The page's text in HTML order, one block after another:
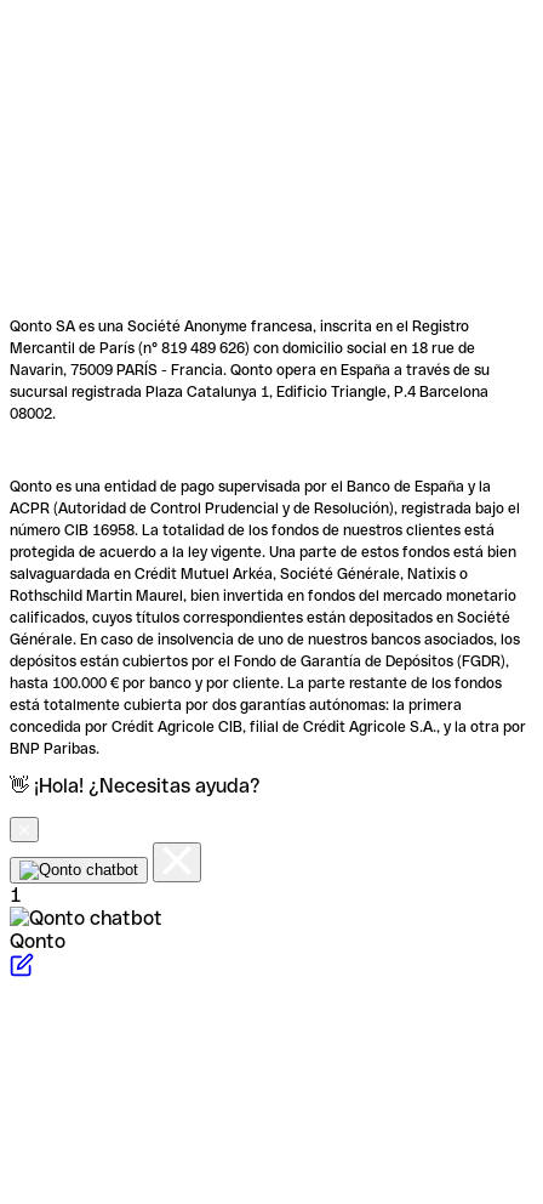
Qonto SA es una Société Anonyme francesa, inscrita en el Registro
Mercantil de París (n° 819 489 626) con domicilio social en 18 rue de
Navarin, 75009 PARÍS - Francia. Qonto opera en España a través de su
sucursal registrada Plaza Catalunya 1, Edificio Triangle, P.4 Barcelona
08002.
Qonto es una entidad de pago supervisada por el Banco de España y la
ACPR (Autoridad de Control Prudencial y de Resolución), registrada bajo el
número CIB 16958. La totalidad de los fondos de nuestros clientes está
protegida de acuerdo a la ley vigente. Una parte de estos fondos está bien
salvaguardada en Crédit Mutuel Arkéa, Société Générale, Natixis o
Rothschild Martin Maurel, bien invertida en fondos del mercado monetario
calificados, cuyos títulos correspondientes están depositados en Société
Générale. En caso de insolvencia de uno de nuestros bancos asociados, los
depósitos están cubiertos por el Fondo de Garantía de Depósitos (FGDR),
hasta 100.000 € por banco y por cliente. La parte restante de los fondos
está totalmente cubierta por dos garantías autónomas: la primera
concedida por Crédit Agricole CIB, filial de Crédit Agricole S.A., y la otra por
BNP Paribas.
👋 ¡Hola! ¿Necesitas ayuda?
1
Qonto